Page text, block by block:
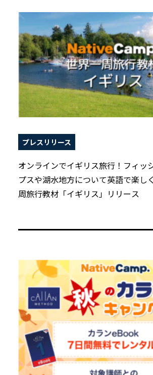
プレスリリース
オンラインでイギリス旅行！フィッ
プスや湖水地方について英語で楽し
周旅行教材「イギリス」リリース